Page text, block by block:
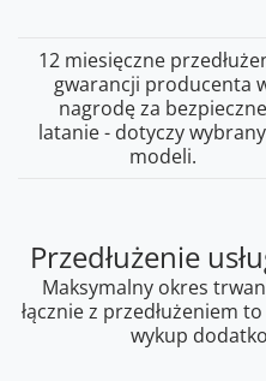
12 miesięczne
gwarancji producenta
nagrodę za bezpieczne
latanie - dotyczy
modeli.
Przedłużenie
Maksymalny okres
łącznie z przedłużeniem
wykup